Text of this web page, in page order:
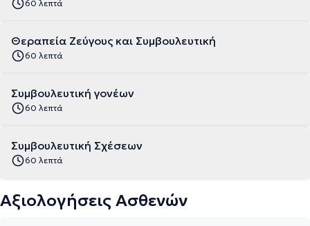
60 λεπτά
Θεραπεία Ζεύγους και Συμβουλευτική
60 λεπτά
Συμβουλευτική γονέων
60 λεπτά
Συμβουλευτική Σχέσεων
60 λεπτά
Αξιολογήσεις Ασθενών